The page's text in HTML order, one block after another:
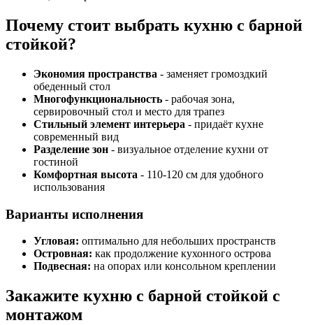
Почему стоит выбрать кухню с барной
стойкой?
Экономия пространства - заменяет громоздкий
обеденный стол
Многофункциональность - рабочая зона,
сервировочный стол и место для трапез
Стильный элемент интерьера - придаёт кухне
современный вид
Разделение зон - визуальное отделение кухни от
гостиной
Комфортная высота - 110-120 см для удобного
использования
Варианты исполнения
Угловая: оптимально для небольших пространств
Островная: как продолжение кухонного острова
Подвесная: на опорах или консольном креплении
Закажите кухню с барной стойкой с
монтажом